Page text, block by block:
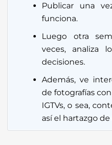
Publicar una
funciona.
Luego otra
veces, analiza
decisiones.
Además, ve
de fotografías
IGTVs, o sea,
así el hartazgo